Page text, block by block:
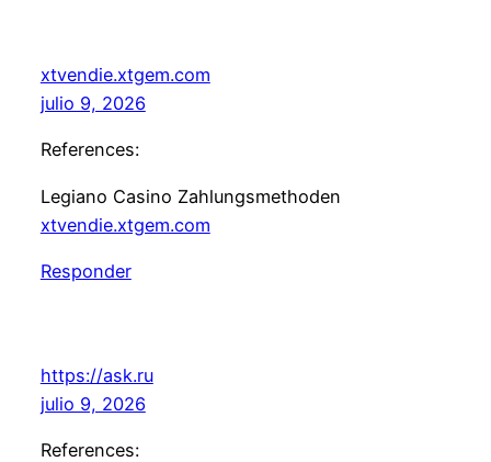
xtvendie.xtgem.com
julio 9, 2026
References:
Legiano Casino Zahlungsmethoden
xtvendie.xtgem.com
Responder
https://ask.ru
julio 9, 2026
References: